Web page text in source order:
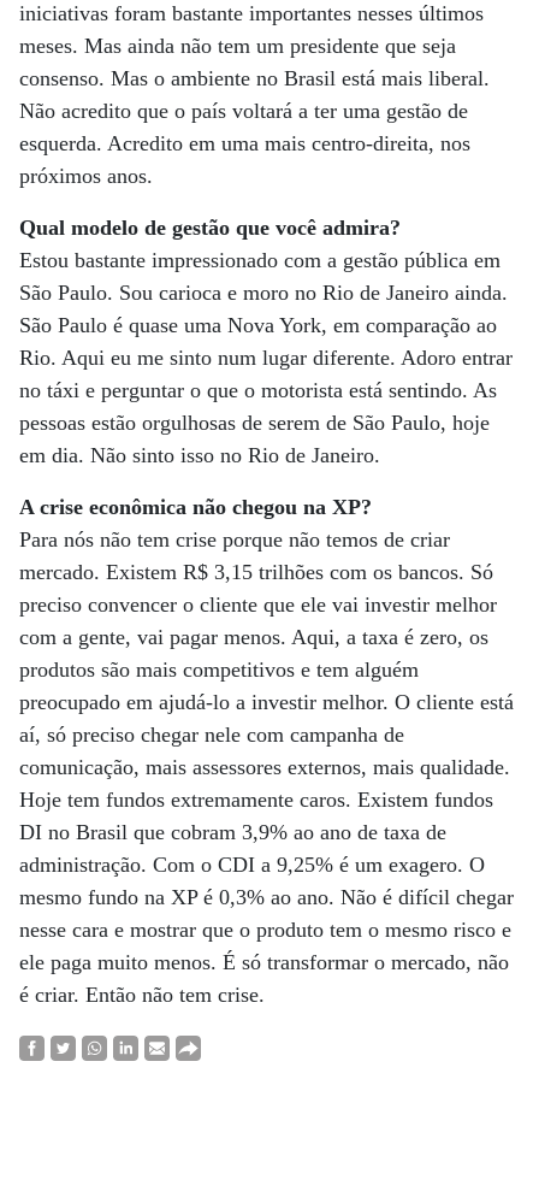
iniciativas foram bastante importantes nesses últimos
meses. Mas ainda não tem um presidente que seja
consenso. Mas o ambiente no Brasil está mais liberal.
Não acredito que o país voltará a ter uma gestão de
esquerda. Acredito em uma mais centro-direita, nos
próximos anos.
Qual modelo de gestão que você admira?
Estou bastante impressionado com a gestão pública em
São Paulo. Sou carioca e moro no Rio de Janeiro ainda.
São Paulo é quase uma Nova York, em comparação ao
Rio. Aqui eu me sinto num lugar diferente. Adoro entrar
no táxi e perguntar o que o motorista está sentindo. As
pessoas estão orgulhosas de serem de São Paulo, hoje
em dia. Não sinto isso no Rio de Janeiro.
A crise econômica não chegou na XP?
Para nós não tem crise porque não temos de criar
mercado. Existem R$ 3,15 trilhões com os bancos. Só
preciso convencer o cliente que ele vai investir melhor
com a gente, vai pagar menos. Aqui, a taxa é zero, os
produtos são mais competitivos e tem alguém
preocupado em ajudá-lo a investir melhor. O cliente está
aí, só preciso chegar nele com campanha de
comunicação, mais assessores externos, mais qualidade.
Hoje tem fundos extremamente caros. Existem fundos
DI no Brasil que cobram 3,9% ao ano de taxa de
administração. Com o CDI a 9,25% é um exagero. O
mesmo fundo na XP é 0,3% ao ano. Não é difícil chegar
nesse cara e mostrar que o produto tem o mesmo risco e
ele paga muito menos. É só transformar o mercado, não
é criar. Então não tem crise.